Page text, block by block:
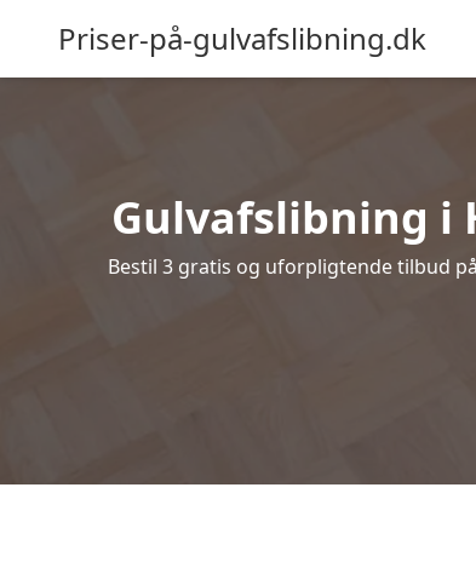
Priser-på-gulvafslibning.dk
Gulvafslibning i
Bestil 3 gratis og uforpligtende tilbud